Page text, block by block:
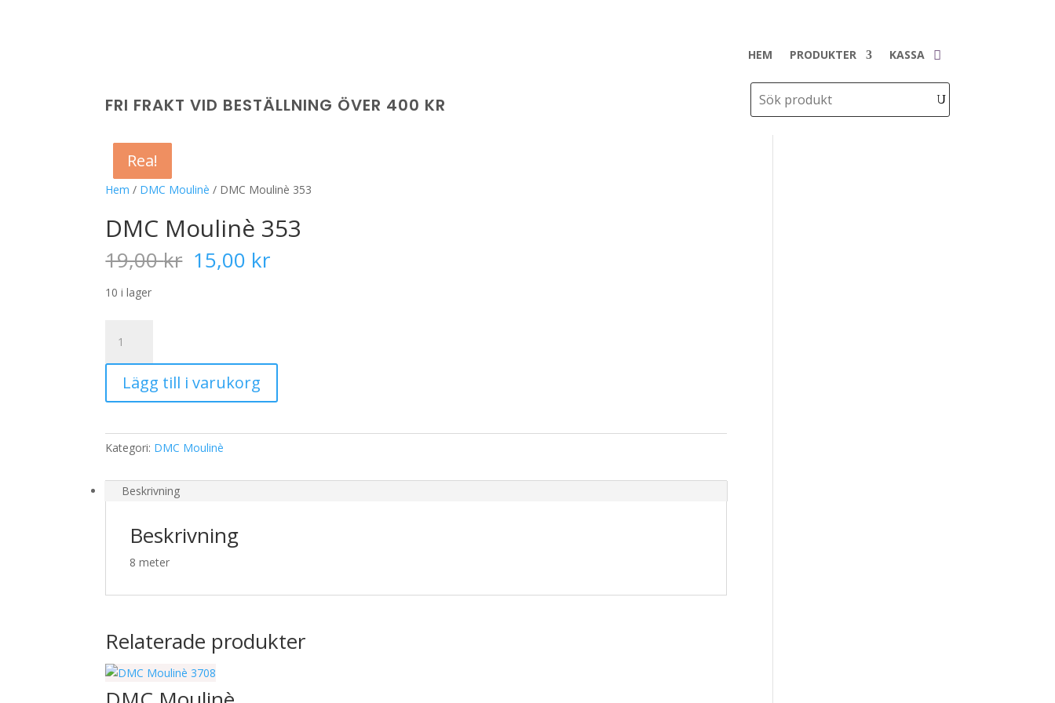
HEM PRODUKTER KASSA
FRI FRAKT VID BESTÄLLNING ÖVER 400 KR
Hem / DMC Moulinè / DMC Moulinè 353
Rea!
DMC Moulinè 353
19,00kr Det
ursprungliga
15,00 krDet
10 i lager
Moulinè
353
mängdLägg till i varukorg
Kategori: DMC Moulinè
Beskrivning
Beskrivning
8 meter
Relaterade produkter
Rea!
Rea!
Rea!